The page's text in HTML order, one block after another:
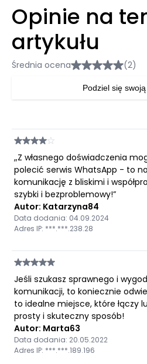
Opinie na
artykułu
Średnia ocena (2)
Podziel się
„Z własnego doświadczenia
polecić serwis WhatsApp - to
komunikację z bliskimi i
szybki i bezproblemowy!”
Autor: Katarzyna84
Data dodania: 04.09.2024
Adres IP: ***.***.238.28
Jeśli szukasz sprawnego i
komunikacji, to koniecznie
to idealne miejsce, które łączy
prosty i skuteczny sposób!
Autor: Marta63
Data dodania: 20.05.2022
Adres IP: ***.***.189.196